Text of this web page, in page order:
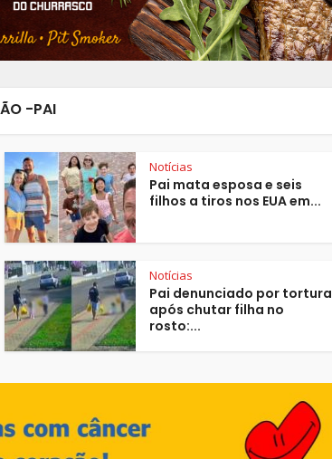
-PAI
Notícias
Pai mata esposa e seis
filhos a tiros nos EUA em...
Notícias
Pai denunciado por tortura
após chutar filha no
rosto:...